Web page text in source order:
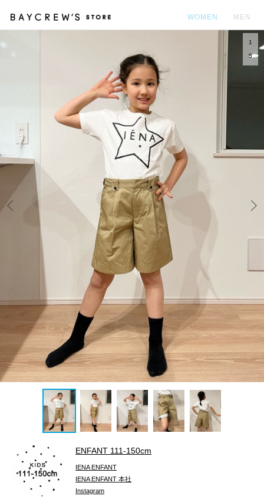
WOMEN MEN
Prev
1
5
ENFANT 111‐150cm
IENA ENFANT
IENA ENFANT 本社
Instagram